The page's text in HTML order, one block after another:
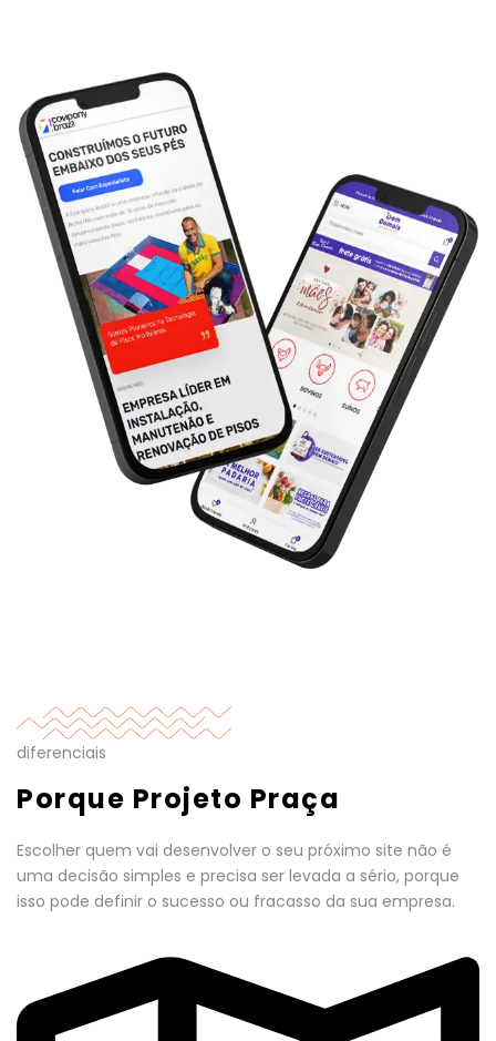
diferenciais
Porque Projeto Praça
Escolher quem vai desenvolver o seu próximo site não é
uma decisão simples e precisa ser levada a sério, porque
isso pode definir o sucesso ou fracasso da sua empresa.